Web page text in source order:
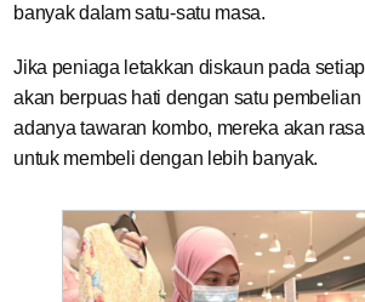
banyak dalam satu-satu masa.
Jika peniaga letakkan diskaun pada
akan berpuas hati dengan satu
adanya tawaran kombo, mereka akan
untuk membeli dengan lebih banyak.